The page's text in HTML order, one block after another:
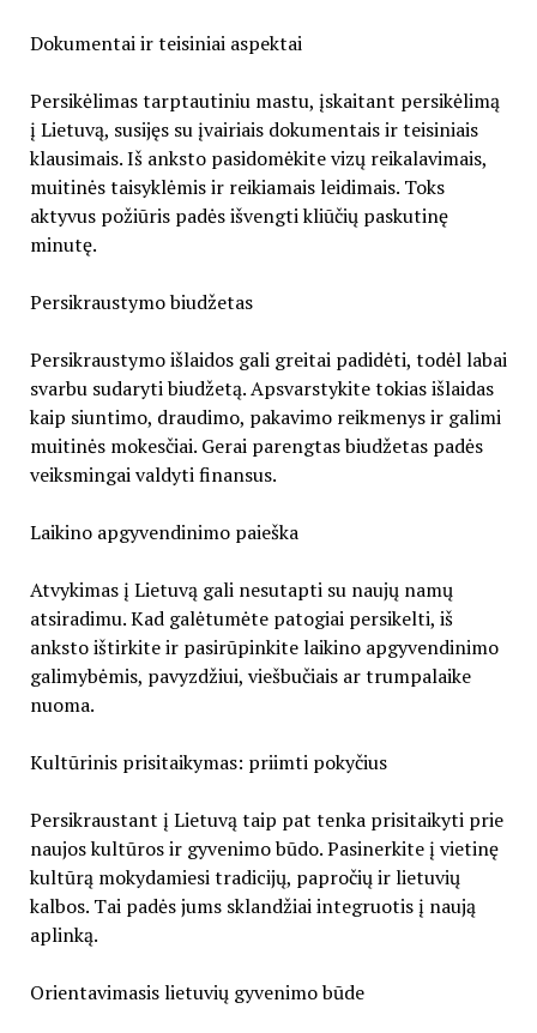
Dokumentai ir teisiniai aspektai
Persikėlimas tarptautiniu mastu, įskaitant persikėlimą
į Lietuvą, susijęs su įvairiais dokumentais ir teisiniais
klausimais. Iš anksto pasidomėkite vizų reikalavimais,
muitinės taisyklėmis ir reikiamais leidimais. Toks
aktyvus požiūris padės išvengti kliūčių paskutinę
minutę.
Persikraustymo biudžetas
Persikraustymo išlaidos gali greitai padidėti, todėl labai
svarbu sudaryti biudžetą. Apsvarstykite tokias išlaidas
kaip siuntimo, draudimo, pakavimo reikmenys ir galimi
muitinės mokesčiai. Gerai parengtas biudžetas padės
veiksmingai valdyti finansus.
Laikino apgyvendinimo paieška
Atvykimas į Lietuvą gali nesutapti su naujų namų
atsiradimu. Kad galėtumėte patogiai persikelti, iš
anksto ištirkite ir pasirūpinkite laikino apgyvendinimo
galimybėmis, pavyzdžiui, viešbučiais ar trumpalaike
nuoma.
Kultūrinis prisitaikymas: priimti pokyčius
Persikraustant į Lietuvą taip pat tenka prisitaikyti prie
naujos kultūros ir gyvenimo būdo. Pasinerkite į vietinę
kultūrą mokydamiesi tradicijų, papročių ir lietuvių
kalbos. Tai padės jums sklandžiai integruotis į naują
aplinką.
Orientavimasis lietuvių gyvenimo būde